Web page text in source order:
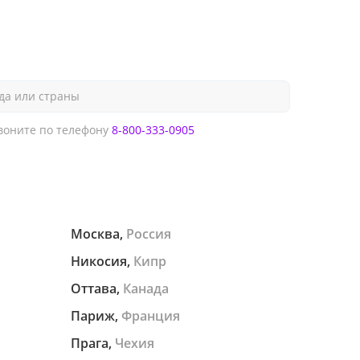
или страны
Москва, Россия
Никосия, Кипр
Оттава, Канада
Париж, Франция
Прага, Чехия
по телефону 8-800-333-0905